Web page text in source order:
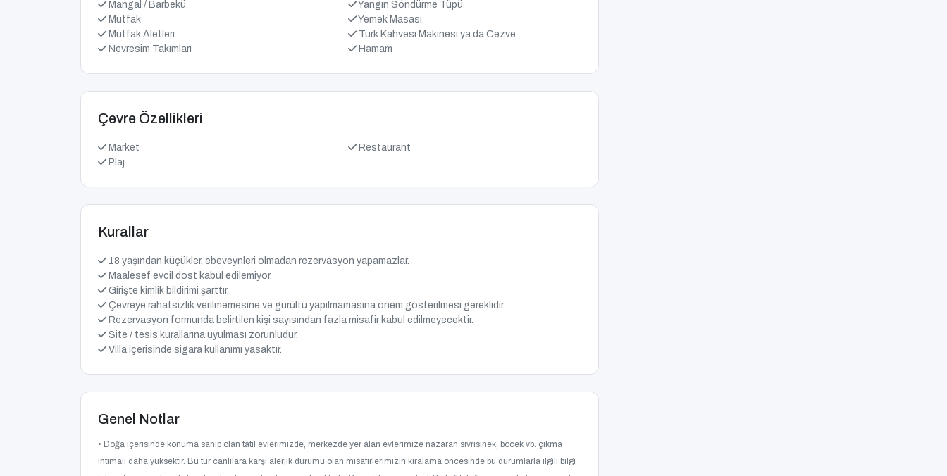
Mangal / Barbekü
Mutfak
Mutfak Aletleri
Nevresim Takımları
Yangın Söndürme Tüpü
Yemek Masası
Türk Kahvesi Makinesi ya da Cezve
Hamam
Çevre Özellikleri
Market
Plaj
Restaurant
Kurallar
18 yaşından küçükler, ebeveynleri olmadan rezervasyon yapamazlar.
Maalesef evcil dost kabul edilemiyor.
Girişte kimlik bildirimi şarttır.
Çevreye rahatsızlık verilmemesine ve gürültü yapılmamasına önem gösterilmesi gereklidir.
Rezervasyon formunda belirtilen kişi sayısından fazla misafir kabul edilmeyecektir.
Site / tesis kurallarına uyulması zorunludur.
Villa içerisinde sigara kullanımı yasaktır.
Genel Notlar
• Doğa içerisinde konuma sahip olan tatil evlerimizde, merkezde yer alan evlerimize nazaran sivrisinek, böcek vb. çıkma
ihtimali daha yüksektir. Bu tür canlılara karşı alerjik durumu olan misafirlerimizin kiralama öncesinde bu durumlarla ilgili bilgi